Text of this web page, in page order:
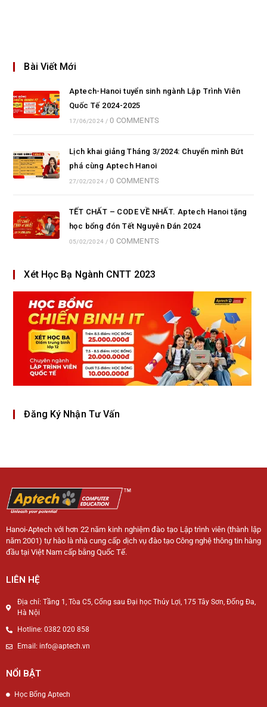
Bài Viết Mới
Aptech-Hanoi tuyển sinh ngành Lập Trình Viên
Quốc Tế 2024-2025
17/06/2024 / 0 COMMENTS
Lịch khai giảng Tháng 3/2024: Chuyển mình Bứt
phá cùng Aptech Hanoi
27/02/2024 / 0 COMMENTS
TẾT CHẤT – CODE VỀ NHẤT. Aptech Hanoi tặng
học bổng đón Tết Nguyên Đán 2024
05/02/2024 / 0 COMMENTS
Xét Học Bạ Ngành CNTT 2023
Đăng Ký Nhận Tư Vấn
Hanoi-Aptech với hơn 22 năm kinh nghiệm đào tạo Lập trình viên (thành lập
năm 2001) tự hào là nhà cung cấp dịch vụ đào tạo Công nghệ thông tin hàng
đầu tại Việt Nam cấp bằng Quốc Tế.
LIÊN HỆ
Địa chỉ: Tầng 1, Tòa C5, Cổng sau Đại học Thủy Lợi, 175 Tây Sơn, Đống Đa,
Hà Nội
Hotline: 0382 020 858
Email: info@aptech.vn
NỔI BẬT
Học Bổng Aptech